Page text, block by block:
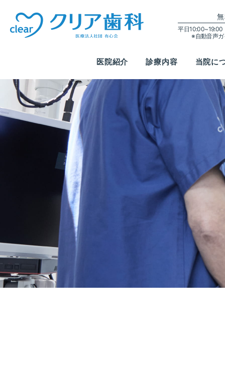
平日10:00~19:00
※自動音声
医院紹介 診療内容 当院に